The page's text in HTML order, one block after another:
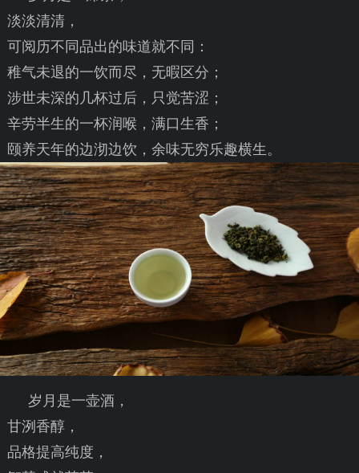
淡淡清清，
可阅历不同品出的味道就不同：
稚气未退的一饮而尽，无暇区分；
涉世未深的几杯过后，只觉苦涩；
辛劳半生的一杯润喉，满口生香；
颐养天年的边沏边饮，余味无穷乐趣横生。
岁月是一壶酒，
甘洌香醇，
品格提高纯度，